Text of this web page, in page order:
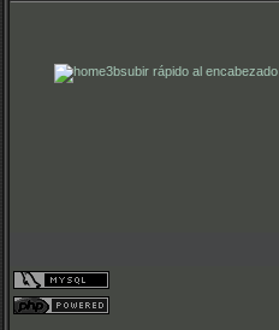
subir rápido al encabezado